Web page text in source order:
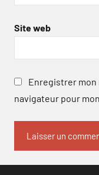
Site web
Enregistrer mon
navigateur pour